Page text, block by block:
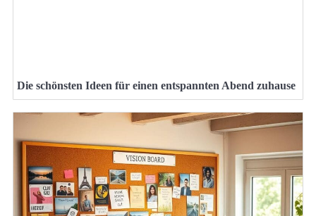
Die schönsten Ideen für einen entspannten Abend zuhause